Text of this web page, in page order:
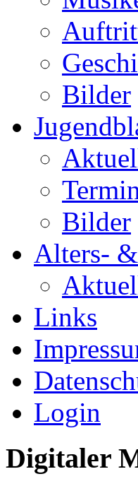
Bilder
Bilder
Alters-
Links
Login
Digitaler